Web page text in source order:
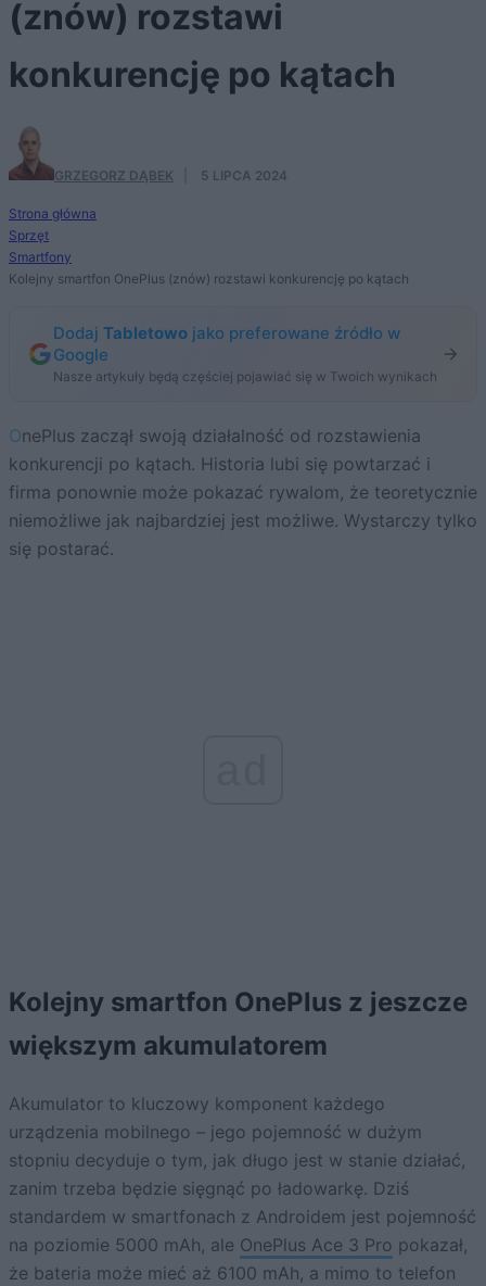
(znów) rozstawi
konkurencję po kątach
GRZEGORZ DĄBEK 5 LIPCA 2024
Strona główna
Sprzęt
Smartfony
Kolejny smartfon OnePlus (znów) rozstawi konkurencję po kątach
Dodaj Tabletowo jako preferowane źródło w
Google
Nasze artykuły będą częściej pojawiać się w Twoich wynikach
OnePlus zaczął swoją działalność od rozstawienia
konkurencji po kątach. Historia lubi się powtarzać i
firma ponownie może pokazać rywalom, że teoretycznie
niemożliwe jak najbardziej jest możliwe. Wystarczy tylko
się postarać.
Kolejny smartfon OnePlus z jeszcze
większym akumulatorem
Akumulator to kluczowy komponent każdego
urządzenia mobilnego – jego pojemność w dużym
stopniu decyduje o tym, jak długo jest w stanie działać,
zanim trzeba będzie sięgnąć po ładowarkę. Dziś
standardem w smartfonach z Androidem jest pojemność
na poziomie 5000 mAh, ale OnePlus Ace 3 Pro pokazał,
że bateria może mieć aż 6100 mAh, a mimo to telefon